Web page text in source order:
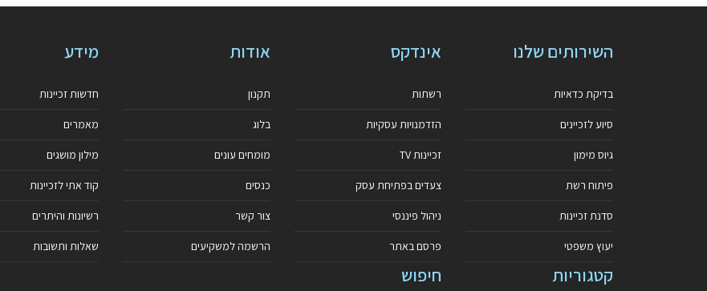
השירותים שלנו
בדיקת כדאיות
סיוע לזכיינים
גיוס מימון
פיתוח רשת
סדנת זכיינות
יעוץ משפטי
אינדקס
רשתות
הזדמנויות עסקיות
זכיינות TV
צעדים בפתיחת עסק
ניהול פיננסי
פרסם באתר
אודות
תקנון
בלוג
מומחים עונים
כנסים
צור קשר
הרשמה למשקיעים
מידע
חדשות זכיינות
מאמרים
מילון מושגים
קוד אתי לזכיינות
רשיונות והיתרים
שאלות ותשובות
קטגוריות חיפוש